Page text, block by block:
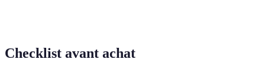
Checklist avant achat